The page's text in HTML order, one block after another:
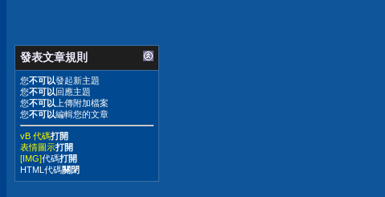
發表文章規則
您不可以發起新主題
您不可以回應主題
您不可以 上傳附加檔案
您不可以編輯您的文章
vB 代碼打開
表情圖示打開
[IMG]代碼打開
HTML代碼關閉